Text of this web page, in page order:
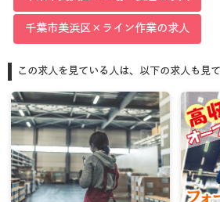
千葉市美浜区×ライン作業の求人
この求人を見ている人は、以下の求人も見